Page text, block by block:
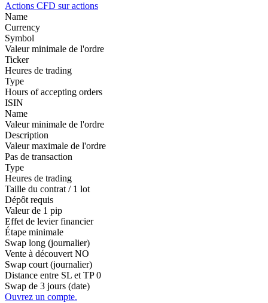
Actions CFD sur actions
Name
Currency
Symbol
Valeur minimale de l'ordre
Ticker
Heures de trading
Type
Hours of accepting orders
ISIN
Name
Valeur minimale de l'ordre
Description
Valeur maximale de l'ordre
Pas de transaction
Type
Heures de trading
Taille du contrat / 1 lot
Dépôt requis
Valeur de 1 pip
Effet de levier financier
Étape minimale
Swap long (journalier)
Vente à découvert NO
Swap court (journalier)
Distance entre SL et TP 0
Swap de 3 jours (date)
Ouvrez un compte.